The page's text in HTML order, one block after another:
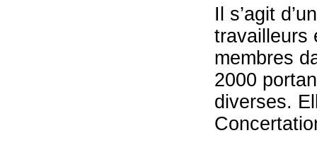
Il s’agit
travailleurs
membres
2000
diverses.